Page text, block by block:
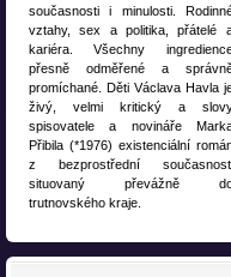
současnosti i minulosti.
vztahy, sex a politika, přátelé
kariéra. Všechny
přesně odměřené a
promíchané. Děti Václava Havla
živý, velmi kritický a
spisovatele a novináře
Přibila (*1976) existenciální
z bezprostřední
situovaný převážně
trutnovského kraje.